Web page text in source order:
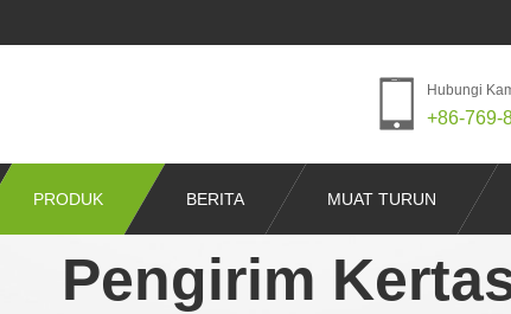
Hubungi
+86-769-
PRODUK BERITA MUAT TURUN
Pengirim